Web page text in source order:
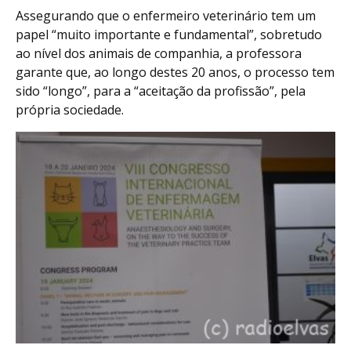
Assegurando que o enfermeiro veterinário tem um
papel “muito importante e fundamental”, sobretudo
ao nível dos animais de companhia, a professora
garante que, ao longo destes 20 anos, o processo tem
sido “longo”, para a “aceitação da profissão”, pela
própria sociedade.